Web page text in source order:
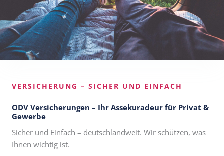
VERSICHERUNG – SICHER UND EINFACH
ODV Versicherungen – Ihr Assekuradeur für Privat &
Gewerbe
Sicher und Einfach – deutschlandweit. Wir schützen, was
Ihnen wichtig ist.